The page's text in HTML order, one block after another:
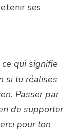
ses
qui signifie
si tu réalises
Passer par
de supporter
pour ton